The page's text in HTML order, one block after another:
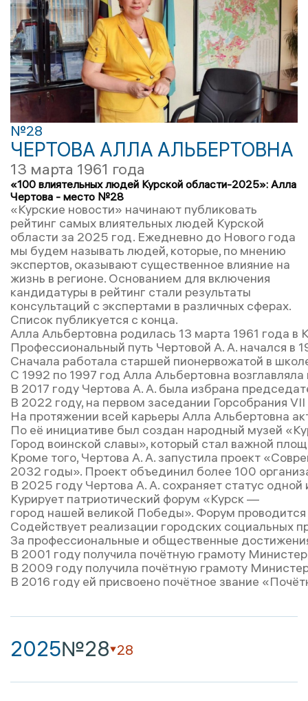
№28
ЧЕРТОВА АЛЛА АЛЬБЕРТОВНА
13 марта 1961 года
«100 влиятельных людей Курской области-2025»: Алла
Чертова - место №28
«Курские новости» начинают публиковать
рейтинг самых влиятельных людей Курской
области за 2025 год. Ежедневно до Нового года
мы будем называть людей, которые, по мнению
экспертов, оказывают существенное влияние на
жизнь в регионе. Основанием для включения
кандидатуры в рейтинг стали результаты
консультаций с экспертами в различных сферах.
Список публикуется с конца.
Алла Альбертовна родилась 13 марта 1961 года в
Профессиональный путь Чертовой А. А. начался
Сначала работала старшей пионервожатой в
С 1992 по 1997 год Алла Альбертовна
В 2017 году Чертова А. А. была избрана
В 2022 году, на первом заседании Горсобрания
На протяжении всей карьеры Алла Альбертовна
По её инициативе был создан народный музей
Город воинской славы», который стал важной
Кроме того, Чертова А. А. запустила проект
2032 годы». Проект объединил более 100
В 2025 году Чертова А. А. сохраняет статус
Курирует патриотический форум «Курск —
город нашей великой Победы». Форум
Содействует реализации городских социальных
За профессиональные и общественные
В 2001 году получила почётную грамоту
В 2009 году получила почётную грамоту
В 2016 году ей присвоено почётное звание
2025№28 28